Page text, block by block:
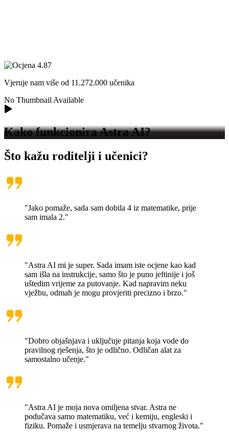
Vjeruje nam više od 11.272.000 učenika
No Thumbnail Available
Kako funkcioniraAstra AI?
Što kažu roditelji i učenici?
"Jako pomaže, sada sam dobila 4 iz matematike, prije
sam imala 2."
"Astra AI mi je super. Sada imam iste ocjene kao kad
sam išla na instrukcije, samo što je puno jeftinije i još
uštedim vrijeme za putovanje. Kad napravim neku
vježbu, odmah je mogu provjeriti precizno i brzo."
"Dobro objašnjava i uključuje pitanja koja vode do
pravilnog rješenja, što je odlično. Odličan alat za
samostalno učenje."
"Astra AI je moja nova omiljena stvar. Astra ne
podučava samo matematiku, već i kemiju, engleski i
fiziku. Pomaže i usmjerava na temelju stvarnog života."